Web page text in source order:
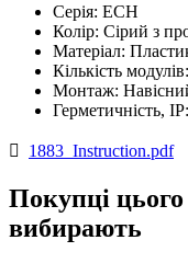
Серія: ECH
Колір: Сірий з
Матеріал:
Кількість модулів:
Монтаж:
Герметичність, IP:
1883_Instruction.pdf
Покупці
вибирають